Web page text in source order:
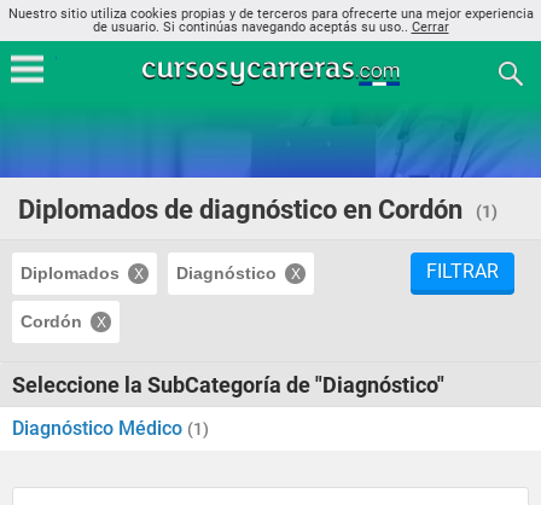
Nuestro sitio utiliza cookies propias y de terceros para ofrecerte una mejor experiencia
de usuario. Si continúas navegando aceptás su uso.. Cerrar
Diplomados de diagnóstico en Cordón (1)
Diplomados Diagnóstico
Cordón
FILTRAR
Seleccione la SubCategoría de "Diagnóstico"
Diagnóstico Médico (1)